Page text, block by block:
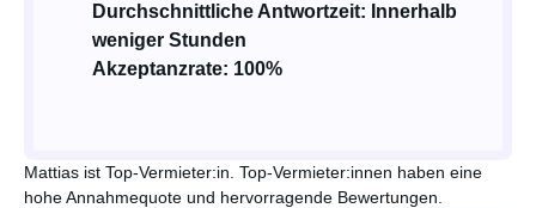
Durchschnittliche Antwortzeit: Innerhalb
weniger Stunden
Akzeptanzrate: 100%
Mattias ist Top-Vermieter:in. Top-Vermieter:innen haben eine
hohe Annahmequote und hervorragende Bewertungen.